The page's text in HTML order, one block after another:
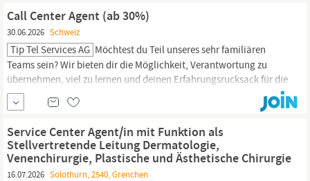
und passende Lösungen anzubieten....
Call Center Agent (ab 30%)
30.06.2026 Schweiz
Tip Tel Services AG Möchtest du Teil unseres sehr familiären
Teams sein? Wir bieten dir die Möglichkeit, Verantwortung zu
übernehmen, viel zu lernen und deinen Erfahrungsrucksack für die
Zukunft zu füllen! Wir suchen per sofort eine motivierte und
begeisterungsfähige Kollegin, welche Beruf und Ausbildung unter
einen Hut bringen möchte. Aufgaben Du nimmst die eingehenden
Telefonate für...
Service Center Agent/in mit Funktion als
Stellvertretende Leitung Dermatologie,
Venenchirurgie, Plastische und Ästhetische Chirurgie
16.07.2026 Solothurn, 2540, Grenchen